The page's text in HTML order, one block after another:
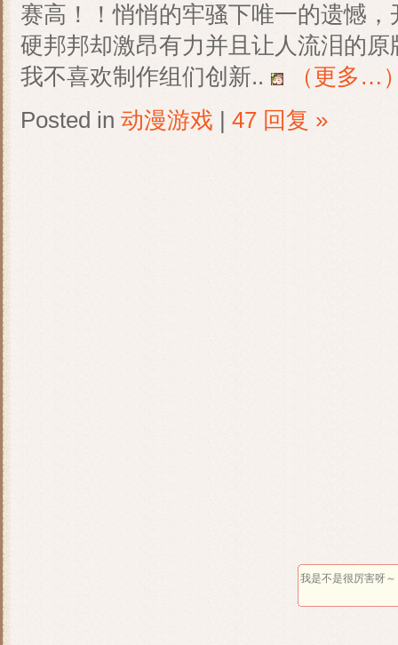
赛高！！悄悄的牢骚下唯一的遗憾
硬邦邦却激昂有力并且让人流泪的
我不喜欢制作组们创新..
（更多…
Posted in 动漫游戏 | 47 回复 »
我是不是很厉害呀